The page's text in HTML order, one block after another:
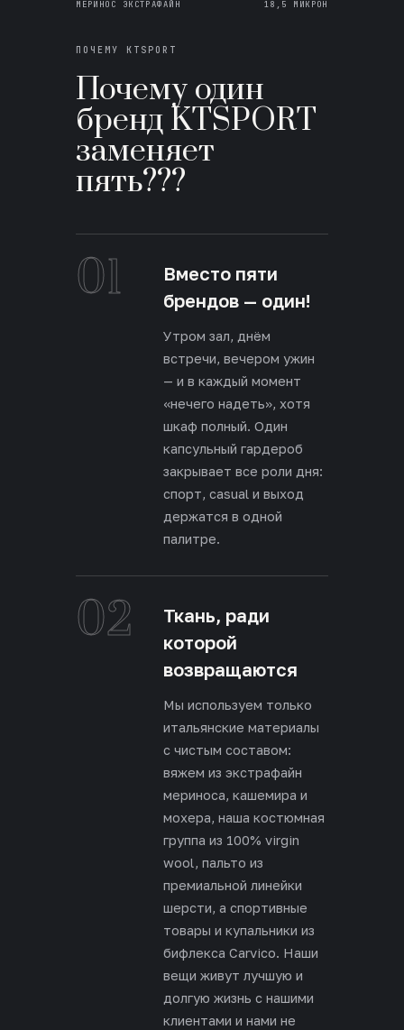
МЕРИНОС ЭКСТРАФАЙН 18,5 МИКРОН
ПОЧЕМУ KTSPORT
Почему один
бренд KTSPORT
заменяет
пять???
01
Вместо пяти
брендов — один!
Утром зал, днём
встречи, вечером ужин
— и в каждый момент
«нечего надеть», хотя
шкаф полный. Один
капсульный гардероб
закрывает все роли дня:
спорт, casual и выход
держатся в одной
палитре.
02
Ткань, ради
которой
возвращаются
Мы используем только
итальянские материалы
с чистым составом:
вяжем из экстрафайн
мериноса, кашемира и
мохера, наша костюмная
группа из 100% virgin
wool, пальто из
премиальной линейки
шерсти, а спортивные
товары и купальники из
бифлекса Carvico. Наши
вещи живут лучшую и
долгую жизнь с нашими
клиентами и нами не